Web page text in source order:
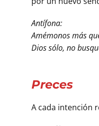
Antífona:
Amémonos más
Dios sólo, no
Preces
A cada intención